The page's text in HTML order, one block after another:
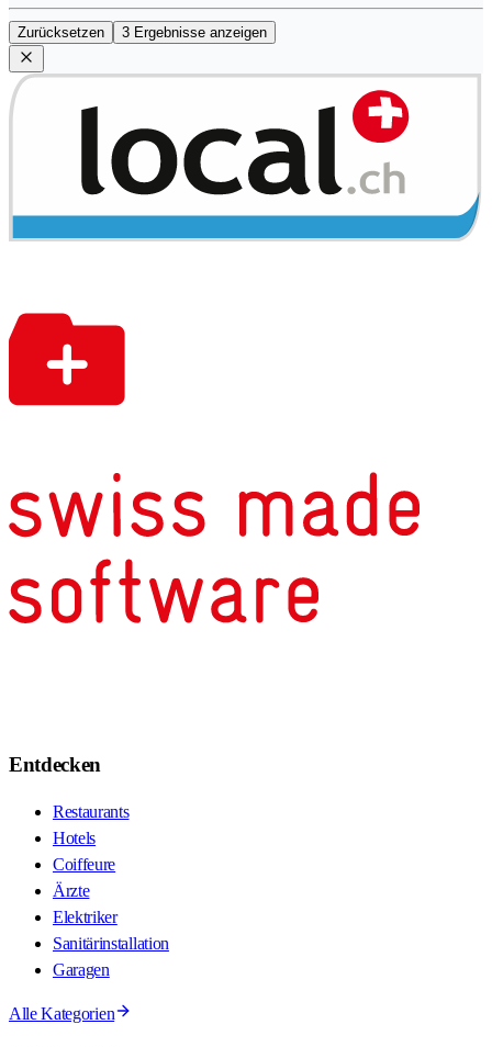
Zurücksetzen 3 Ergebnisse anzeigen
Entdecken
Restaurants
Hotels
Coiffeure
Ärzte
Elektriker
Sanitärinstallation
Garagen
Alle Kategorien